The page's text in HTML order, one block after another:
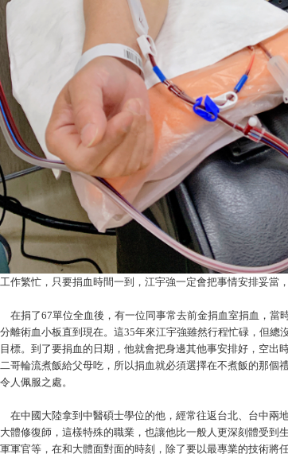
作繁忙，只要捐血時間一到，江宇強一定會把事情安排妥當，
了67單位全血後，有一位同事常去前金捐血室捐血，當
離術血小板直到現在。這35年來江宇強雖然行程忙碌，但總
標。到了要捐血的日期，他就會把身邊其他事安排好，空出
哥輪流煮飯給父母吃，所以捐血就必須選擇在不煮飯的那個
人佩服之處。
國大陸拿到中醫碩士學位的他，經常往返台北、台中兩地
體修復師，這樣特殊的職業，也讓他比一般人更深刻體受到
軍官等，在和大體面對面的時刻，除了要以最專業的技術將